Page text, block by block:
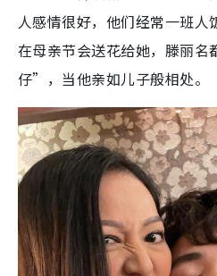
人感情很好，他们经常一班人
在母亲节会送花给她，滕丽
仔”，当他亲如儿子般相处。